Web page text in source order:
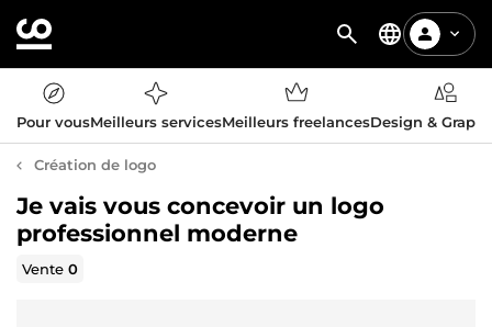
Pour vousMeilleurs servicesMeilleurs freelancesDesign &
Création de logo
Je vais vous concevoir un logo
professionnel moderne
Vente0